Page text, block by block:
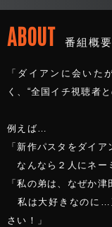
ABOUT 番組概要
「ダイアンに会いた
く、“全国イチ視聴者
例えば…
「新作パスタをダイ
なんなら２人にネー
「私の弟は、なぜか
私は大好きなのに…
さい！」